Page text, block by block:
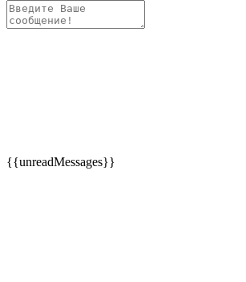
{{unreadMessages}}